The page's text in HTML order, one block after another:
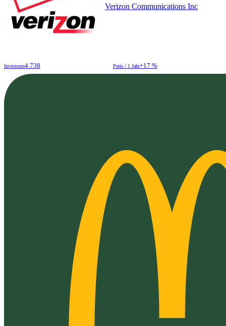
Verizon Communications Inc
Investoren4.738 Preis / 1 Jahr+17 %